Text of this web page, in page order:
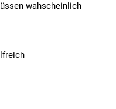
wahscheinlich